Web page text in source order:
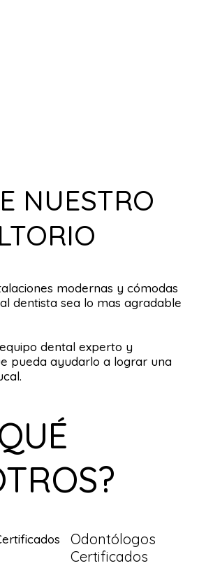
NUESTRO
modernas y cómodas
dentista sea lo mas agradable
dental experto y
pueda ayudarlo a lograr una
Odontólogos
Certificados